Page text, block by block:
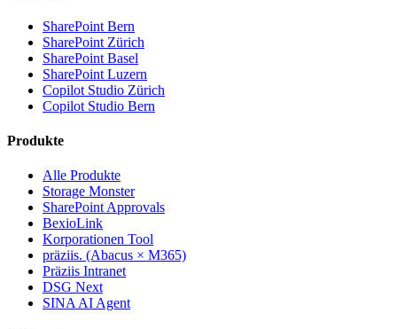
SharePoint Bern
SharePoint Zürich
SharePoint Basel
SharePoint Luzern
Copilot Studio Zürich
Copilot Studio Bern
Produkte
Alle Produkte
Storage Monster
SharePoint Approvals
BexioLink
Korporationen Tool
präziis. (Abacus × M365)
Präziis Intranet
DSG Next
SINA AI Agent